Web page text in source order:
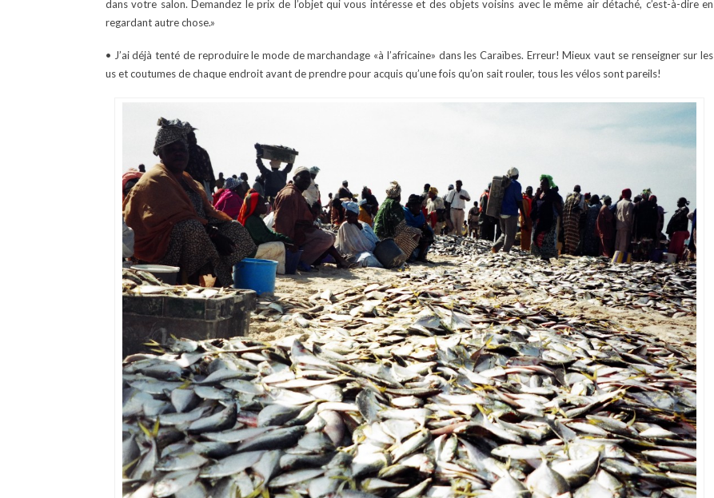
dans votre salon. Demandez le prix de l’objet qui vous intéresse et des objets voisins avec le même air détaché, c’est-à-dire en
regardant autre chose.»
• J’ai déjà tenté de reproduire le mode de marchandage «à l’africaine» dans les Caraïbes. Erreur! Mieux vaut se renseigner sur les
us et coutumes de chaque endroit avant de prendre pour acquis qu’une fois qu’on sait rouler, tous les vélos sont pareils!